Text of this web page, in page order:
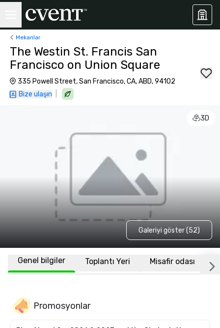
Mekanlar
The Westin St. Francis San
Francisco on Union Square
335 Powell Street, San Francisco, CA, ABD, 94102
Bize ulaşın
3D
Galeriyi göster (52)
Genel bilgiler Toplantı Yeri Misafir odası
Promosyonlar